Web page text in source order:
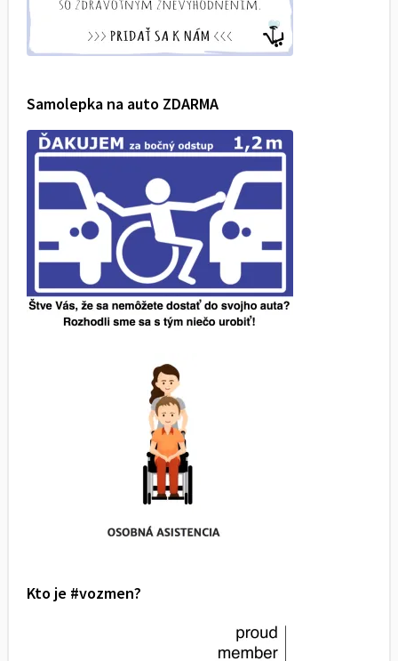
Samolepka na auto ZDARMA
Kto je #vozmen?